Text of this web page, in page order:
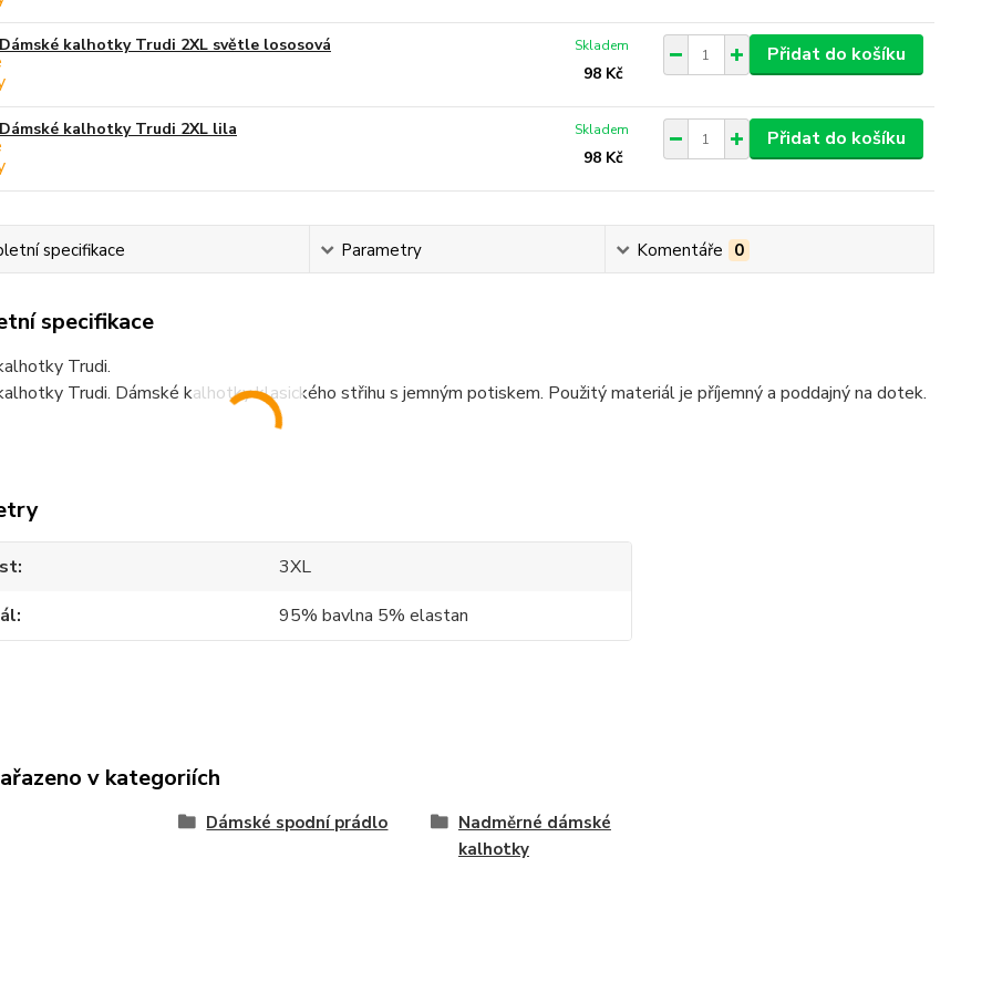
kalhotky Trudi 2XL světle lososová
98 Kč
Skladem Přidat do košíku
kalhotky Trudi 2XL lila
98 Kč
Skladem Přidat do košíku
specifikace Parametry Komentáře 0
specifikace
Trudi.
Trudi. Dámské kalhotky klasického střihu s jemným potiskem. Použitý materiál je příjemný a poddajný na dotek.
3XL
95% bavlna 5% elastan
v kategoriích
Dámské spodní prádlo
Nadměrné dámské
kalhotky